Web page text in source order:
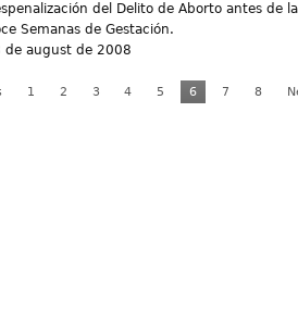
del Delito de Aborto antes de
Semanas de Gestación.
de august de 2008
1 2 3 4 5 6 7 8